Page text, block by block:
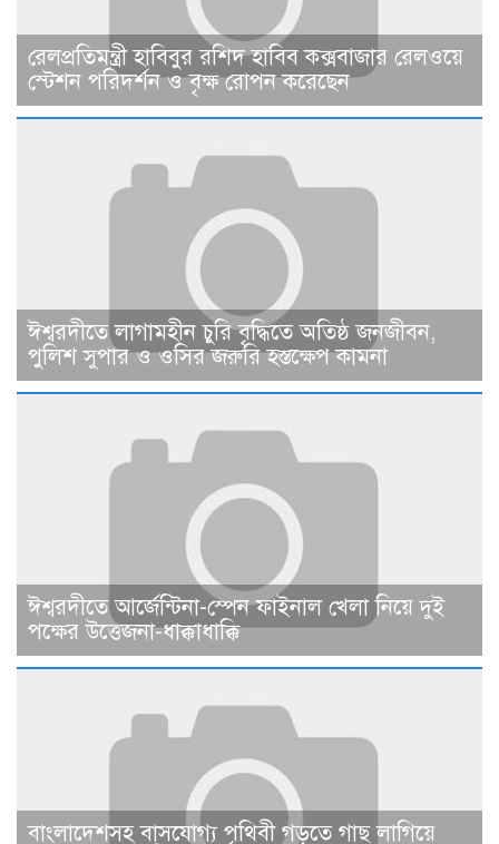
রেলপ্রতিমন্ত্রী হাবিবুর রশিদ হাবিব কক্সবাজার রেলওয়ে
স্টেশন পরিদর্শন ও বৃক্ষ রোপন করেছেন
ঈশ্বরদীতে লাগামহীন চুরি বৃদ্ধিতে অতিষ্ঠ জনজীবন,
পুলিশ সুপার ও ওসির জরুরি হস্তক্ষেপ কামনা ​
ঈশ্বরদীতে আর্জেন্টিনা-স্পেন ফাইনাল খেলা নিয়ে দুই
পক্ষের উত্তেজনা-ধাক্কাধাক্কি
বাংলাদেশসহ বাসযোগ্য পৃথিবী গড়তে গাছ লাগিয়ে